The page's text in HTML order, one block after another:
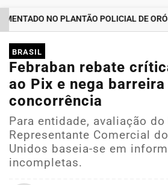
NO PLANTÃO POLICIAL DE ORÓS
EM ALTA
BRASIL
Febraban rebate
ao Pix e nega barreira
concorrência
Para entidade, avaliação
Representante Comercial
Unidos baseia-se em
incompletas.